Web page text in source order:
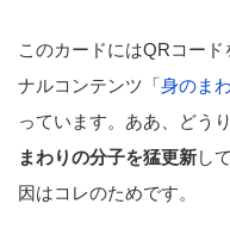
このカードにはQRコー
ナルコンテンツ「身のま
っています。ああ、どう
まわりの分子を猛更新し
因はコレのためです。